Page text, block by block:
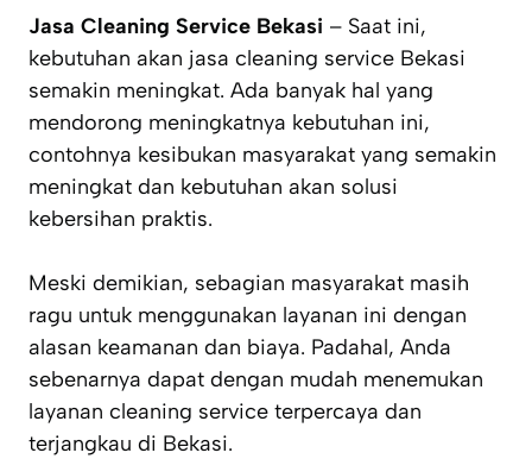
Jasa Cleaning Service Bekasi – Saat ini,
kebutuhan akan jasa cleaning service Bekasi
semakin meningkat. Ada banyak hal yang
mendorong meningkatnya kebutuhan ini,
contohnya kesibukan masyarakat yang semakin
meningkat dan kebutuhan akan solusi
kebersihan praktis.
Meski demikian, sebagian masyarakat masih
ragu untuk menggunakan layanan ini dengan
alasan keamanan dan biaya. Padahal, Anda
sebenarnya dapat dengan mudah menemukan
layanan cleaning service terpercaya dan
terjangkau di Bekasi.